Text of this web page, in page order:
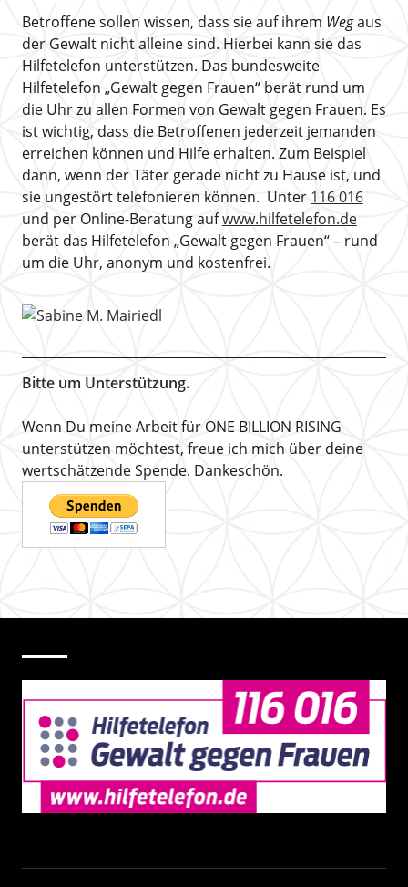
Betroffene sollen wissen, dass sie auf ihrem Wegaus
der Gewalt nicht alleine sind. Hierbei kann sie das
Hilfetelefon unterstützen. Das bundesweite
Hilfetelefon „Gewalt gegen Frauen“ berät rund um
die Uhr zu allen Formen von Gewalt gegen Frauen. Es
ist wichtig, dass die Betroffenen jederzeit jemanden
erreichen können und Hilfe erhalten. Zum Beispiel
dann, wenn der Täter gerade nicht zu Hause ist, und
sie ungestört telefonieren können. Unter 116 016
und per Online-Beratung aufwww.hilfetelefon.de
berät das Hilfetelefon „Gewalt gegen Frauen“ – rund
um die Uhr, anonym und kostenfrei.
Bitte um Unterstützung.
Wenn Du meine Arbeit für ONE BILLION RISING
unterstützen möchtest, freue ich mich über deine
wertschätzende Spende. Dankeschön.